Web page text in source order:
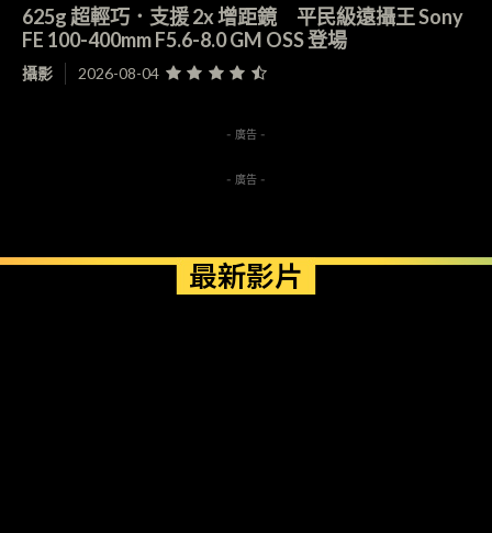
625g 超輕巧．支援 2x 增距鏡 平民級遠攝王 Sony
FE 100-400mm F5.6-8.0 GM OSS 登場
攝影 2026-08-04
- 廣告 -
- 廣告 -
最新影片